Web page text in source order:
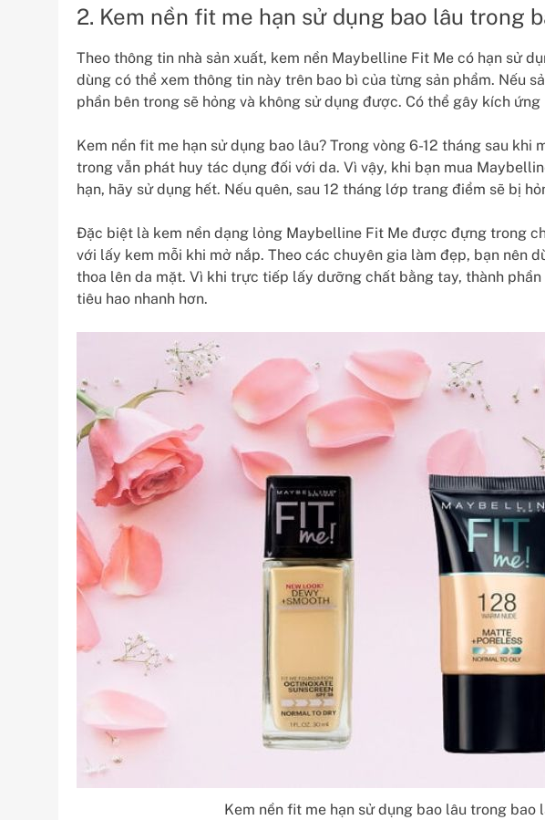
2. Kem nền fit me hạn sử dụng bao lâu trong
Theo thông tin nhà sản xuất, kem nền Maybelline Fit Me có hạn sử
dùng có thể xem thông tin này trên bao bì của từng sản phẩm. Nếu
phần bên trong sẽ hỏng và không sử dụng được. Có thể gây kích
Kem nền fit me hạn sử dụng bao lâu? Trong vòng 6-12 tháng sau khi
trong vẫn phát huy tác dụng đối với da. Vì vậy, khi bạn mua
hạn, hãy sử dụng hết. Nếu quên, sau 12 tháng lớp trang điểm sẽ bị
Đặc biệt là kem nền dạng lỏng Maybelline Fit Me được đựng trong
với lấy kem mỗi khi mở nắp. Theo các chuyên gia làm đẹp, bạn nên
thoa lên da mặt. Vì khi trực tiếp lấy dưỡng chất bằng tay, thành
tiêu hao nhanh hơn.
Kem nền fit me hạn sử dụng bao lâu trong bao